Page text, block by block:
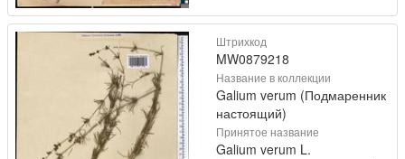
Штрихкод
MW0879218
Название в коллекции
Galium verum (Подмаренник
настоящий)
Принятое название
Galium verum L.